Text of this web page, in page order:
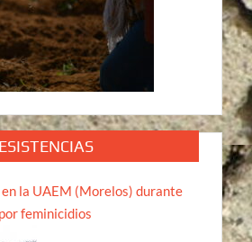
la UAEM (Morelos) durante
feminicidios